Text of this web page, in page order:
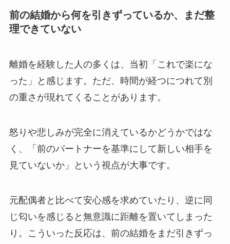
前の結婚から何を引きずっているか、まだ整
理できていない
離婚を経験した人の多くは、当初「これで楽にな
った」と感じます。ただ、時間が経つにつれて別
の重さが現れてくることがあります。
怒りや悲しみが完全に消えているかどうかではな
く、「前のパートナーを基準にして新しい相手を
見ていないか」という視点が大事です。
元配偶者と比べて安心感を求めていたり、逆に同
じ匂いを感じると無意識に距離を置いてしまった
り。こういった反応は、前の結婚をまだ引きずっ